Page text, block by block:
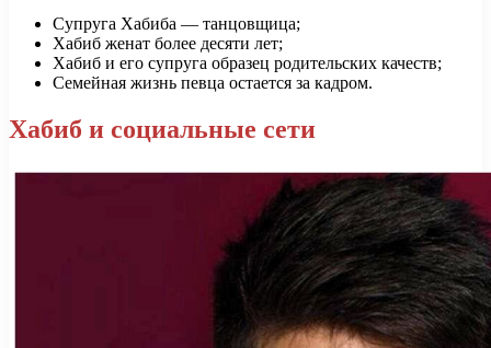
Супруга Хабиба — танцовщица;
Хабиб женат более десяти лет;
Хабиб и его супруга образец родительских качеств;
Семейная жизнь певца остается за кадром.
Хабиб и социальные сети